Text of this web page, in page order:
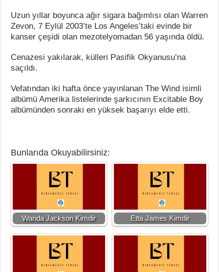
Uzun yıllar boyunca ağır sigara bağımlısı olan Warren
Zevon, 7 Eylül 2003’te Los Angeles’taki evinde bir
kanser çeşidi olan mezotelyomadan 56 yaşında öldü.
Cenazesi yakılarak, külleri Pasifik Okyanusu’na
saçıldı.
Vefatından iki hafta önce yayınlanan The Wind isimli
albümü Amerika listelerinde şarkıcının Excitable Boy
albümünden sonraki en yüksek başarıyı elde etti.
Bunlarıda Okuyabilirsiniz:
Wanda Jackson Kimdir Etta James Kimdir